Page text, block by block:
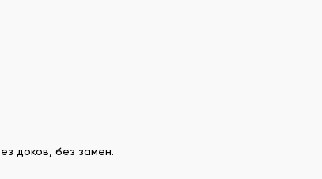
доков, без замен.